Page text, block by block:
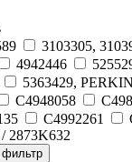
3103305,
4942446
5363429,
C4948058
C4992261
2873K632